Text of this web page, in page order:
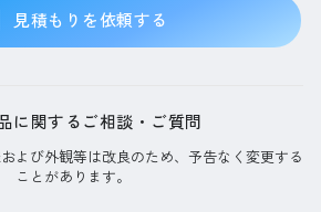
見積もりを依頼する
に関するご相談・ご質問
よび外観等は改良のため、予告なく変更する
ことがあります。